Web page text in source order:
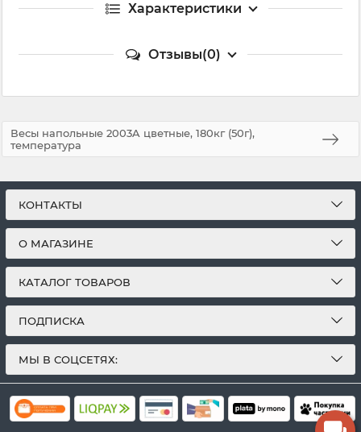
Характеристики
Отзывы(0)
Весы напольные 2003A цветные, 180кг (50г),
температура
КОНТАКТЫ
О МАГАЗИНЕ
КАТАЛОГ ТОВАРОВ
ПОДПИСКА
МЫ В СОЦСЕТЯХ: